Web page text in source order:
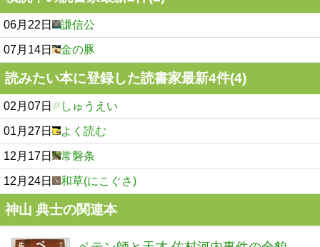
06月22日 謙信公
07月14日 金の豚
読みたい本に登録した読書家最新4件(4)
02月07日 しゅうえい
01月27日 よく読む
12月17日 常磐条
12月24日 和草(にこぐさ)
神山 典士の関連本